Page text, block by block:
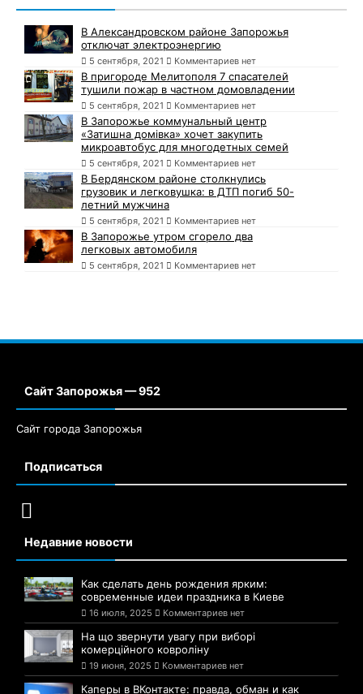
В Александровском районе Запорожья
отключат электроэнергию
5 сентября, 2021 Комментариев нет
В пригороде Мелитополя 7 спасателей
тушили пожар в частном домовладении
5 сентября, 2021 Комментариев нет
В Запорожье коммунальный центр
«Затишна домівка» хочет закупить
микроавтобус для многодетных семей
5 сентября, 2021 Комментариев нет
В Бердянском районе столкнулись
грузовик и легковушка: в ДТП погиб 50-
летний мужчина
5 сентября, 2021 Комментариев нет
В Запорожье утром сгорело два
легковых автомобиля
5 сентября, 2021 Комментариев нет
Сайт Запорожья — 952
Сайт города Запорожья
Подписаться
Недавние новости
Как сделать день рождения ярким:
современные идеи праздника в Киеве
16 июля, 2025 Комментариев нет
На що звернути увагу при виборі
комерційного ковроліну
19 июня, 2025 Комментариев нет
Каперы в ВКонтакте: правда, обман и как